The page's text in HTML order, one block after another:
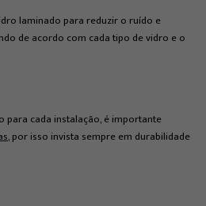
laminado para reduzir o ruído e
de acordo com cada tipo de vidro e o
para cada instalação, é importante
, por isso invista sempre em durabilidade